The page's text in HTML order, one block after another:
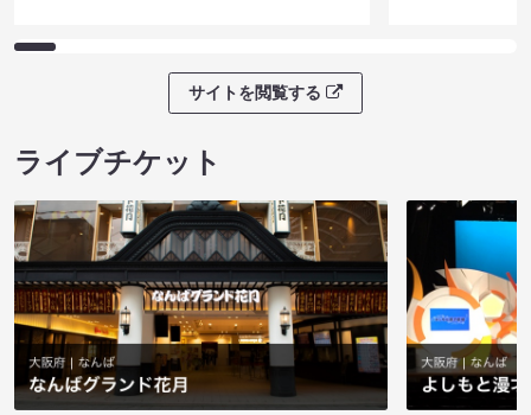
サイトを閲覧する
ライブチケット